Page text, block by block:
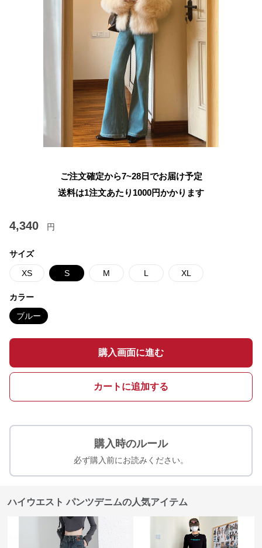
ご注文確定から7~28日でお届け予定
送料は1注文あたり 1000円かかります
4,340 円
サイズ
XS S M L XL
カラー
ブルー
購入画面に進む
カートに追加する
購入時のルール
必ず購入前にお読みください。
ハイウエスト パンツデニムの人気アイテム